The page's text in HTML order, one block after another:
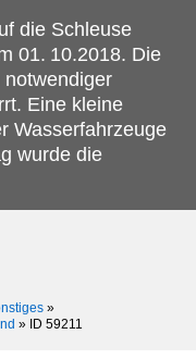
die Schleuse
01. 10.2018. Die
Eine kleine
Wasserfahrzeuge
wurde die
»
» ID 59211